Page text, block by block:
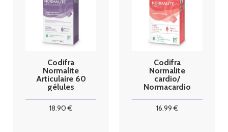
Codifra
Normalite
Articulaire 60
gélules
18.90 €
Codifra
Normalite
cardio/
Normacardio
16.99 €